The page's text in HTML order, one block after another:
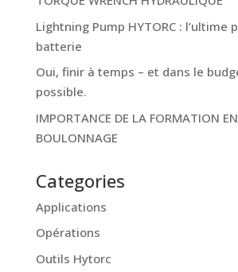
Lightning Pump HYTORC : l’ultime
batterie
Oui, finir à temps – et dans le
possible.
IMPORTANCE DE LA FORMATION EN
BOULONNAGE
Categories
Applications
Opérations
Outils Hytorc